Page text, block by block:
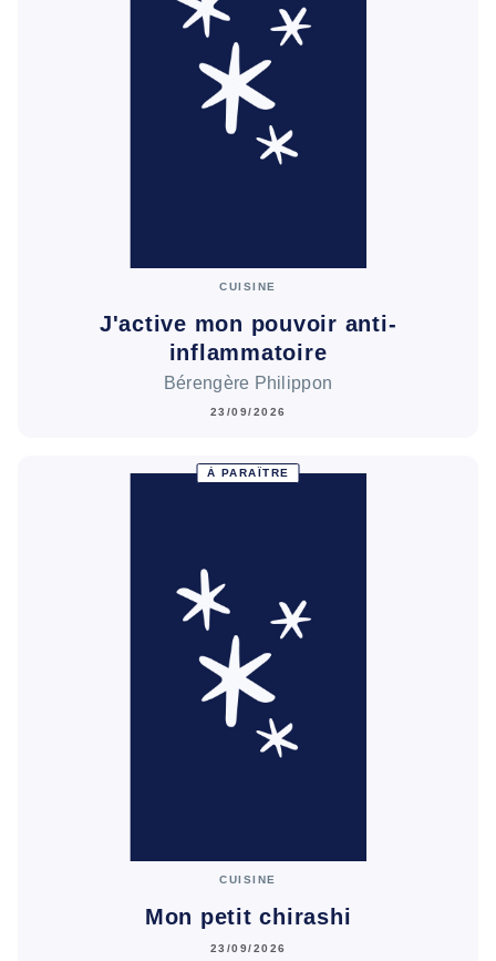
CUISINE
J'active mon pouvoir anti-
inflammatoire
Bérengère Philippon
23/09/2026
À PARAÎTRE
CUISINE
Mon petit chirashi
23/09/2026